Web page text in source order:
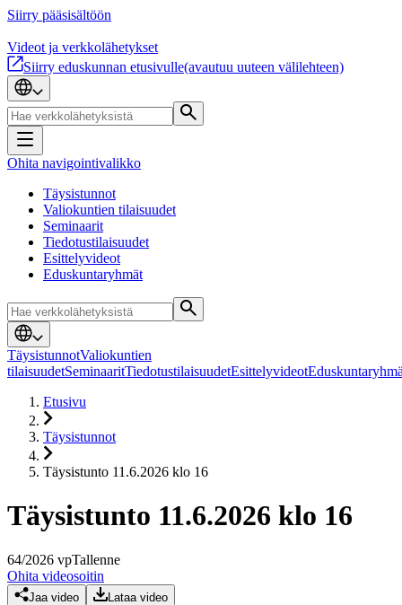
Siirry pääsisältöön
Videot ja verkkolähetykset
Siirry eduskunnan etusivulle(avautuu uuteen välilehteen)
Ohita navigointivalikko
Täysistunnot
Valiokuntien tilaisuudet
Seminaarit
Tiedotustilaisuudet
Esittelyvideot
Eduskuntaryhmät
TäysistunnotValiokuntien
tilaisuudetSeminaaritTiedotustilaisuudetEsittelyvideot
Etusivu
Täysistunnot
Täysistunto 11.6.2026 klo 16
Täysistunto 11.6.2026 klo 16
64/2026 vpTallenne
Ohita videosoitin
Jaa video Lataa video